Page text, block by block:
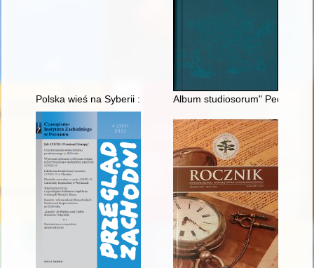
Polska wieś na Syberii : Wierszyna w świetle historii mówionej
Album studiosorum"